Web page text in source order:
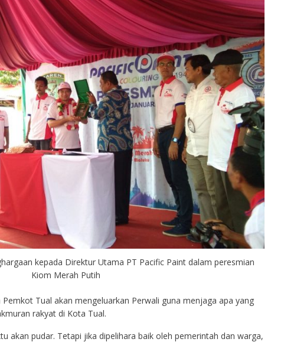
kepada Direktur Utama PT Pacific Paint dalam peresmian
Kiom Merah Putih
Tual akan mengeluarkan Perwali guna menjaga apa yang
rakyat di Kota Tual.
akan pudar. Tetapi jika dipelihara baik oleh pemerintah dan warga,